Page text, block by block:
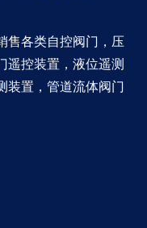
售各类自控阀门，压
遥控装置，液位遥测
装置，管道流体阀门